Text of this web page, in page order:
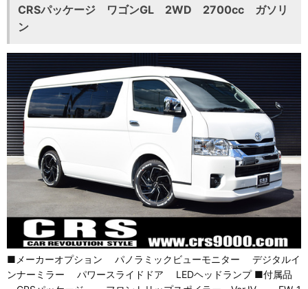
CRSパッケージ ワゴンGL 2WD 2700cc ガソリ
ン
■メーカーオプション パノラミックビューモニター デジタルイ
ンナーミラー パワースライドドア LEDヘッドランプ ■付属品